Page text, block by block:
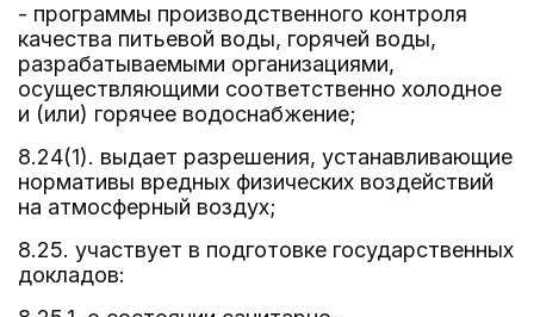
- программы производственного контроля
качества питьевой воды, горячей воды,
разрабатываемыми организациями,
осуществляющими соответственно холодное
и (или) горячее водоснабжение;
8.24(1). выдает разрешения, устанавливающие
нормативы вредных физических воздействий
на атмосферный воздух;
8.25. участвует в подготовке государственных
докладов: